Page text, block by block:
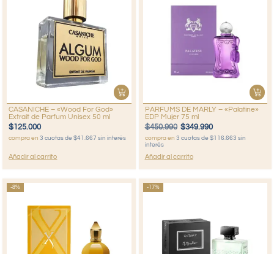
CASANICHE – «Wood For God»
Extrait de Parfum Unisex 50 ml
$125.000
compra en3 cuotas de $41.667 sin interés
Añadir al carrito
PARFUMS DE MARLY – «Palatine»
EDP Mujer 75 ml
$450.990 $349.990
compra en 3 cuotas de $116.663 sin
interés
Añadir al carrito
-8% -17%